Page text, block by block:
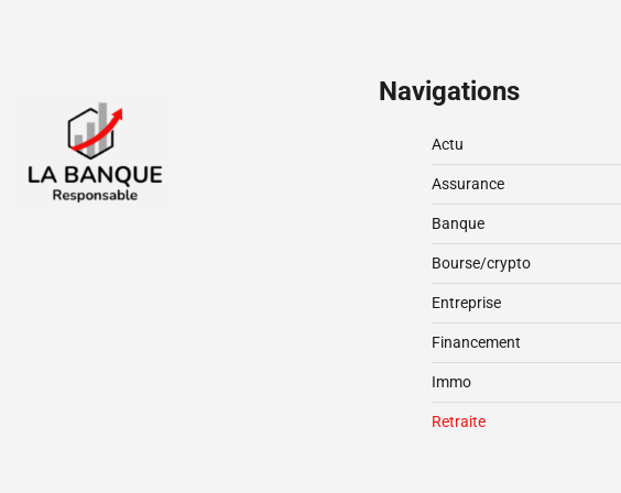
Navigations
Actu
Assurance
Banque
Bourse/crypto
Entreprise
Financement
Immo
Retraite